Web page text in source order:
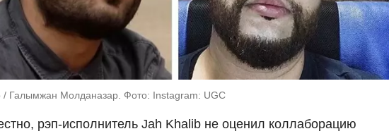
/ Галымжан Молданазар. Фото: Instagram: UGC
рэп-исполнитель Jah Khalib не оценил коллаборацию